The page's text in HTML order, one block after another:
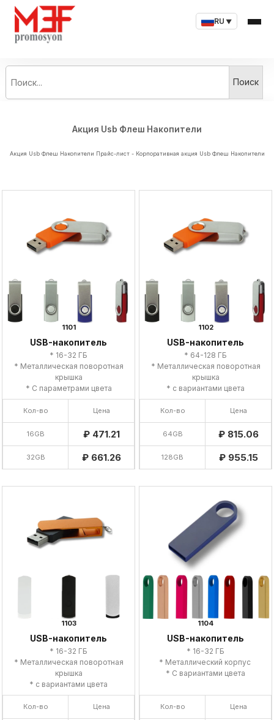
RU ▼
Поиск...
Поиск
Акция Usb Флеш Накопители
Акция Usb Флеш Накопители Прайс-лист - Корпоративная акция Usb Флеш Накопители
1101
USB-накопитель
* 16-32 ГБ
* Металлическая поворотная
крышка
* С параметрами цвета
Кол-во Цена
16GB ₽ 471.21
32GB ₽ 661.26
1102
USB-накопитель
* 64-128 ГБ
* Металлическая поворотная
крышка
* с вариантами цвета
Кол-во Цена
64GB ₽ 815.06
128GB ₽ 955.15
1103
USB-накопитель
* 16-32 ГБ
* Металлическая поворотная
крышка
* с вариантами цвета
Кол-во Цена
1104
USB-накопитель
* 16-32 ГБ
* Металлический корпус
* С вариантами цвета
Кол-во Цена